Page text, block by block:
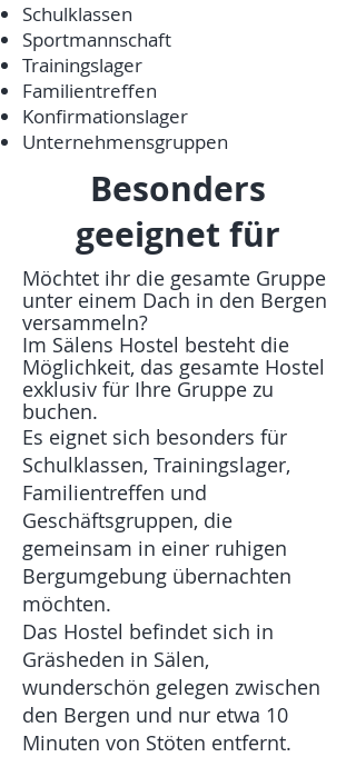
Schulklassen
Sportmannschaft
Trainingslager
Familientreffen
Konfirmationslager
Unternehmensgruppen
Besonders
geeignet für
Möchtet ihr die gesamte Gruppe
unter einem Dach in den Bergen
versammeln?
Im Sälens Hostel besteht die
Möglichkeit, das gesamte Hostel
exklusiv für Ihre Gruppe zu
buchen.
Es eignet sich besonders für
Schulklassen, Trainingslager,
Familientreffen und
Geschäftsgruppen, die
gemeinsam in einer ruhigen
Bergumgebung übernachten
möchten.
Das Hostel befindet sich in
Gräsheden in Sälen,
wunderschön gelegen zwischen
den Bergen und nur etwa 10
Minuten von Stöten entfernt.